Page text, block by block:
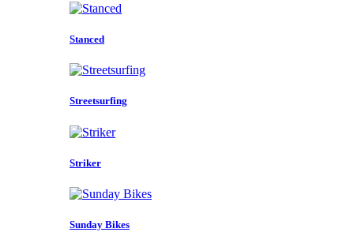
Stanced
Streetsurfing
Striker
Sunday Bikes